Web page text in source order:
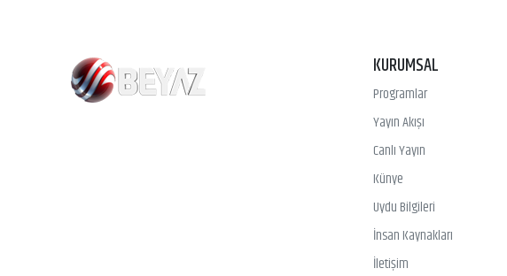
KURUMSAL
Programlar
Yayın Akışı
Canlı Yayın
Künye
Uydu Bilgileri
İnsan Kaynakları
İletişim